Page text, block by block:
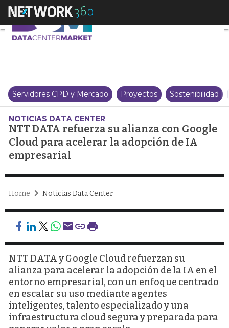
NTT DATA refuerza su alianza
Servidores CPD y Mercado Proyectos Sostenibilidad
NOTICIAS DATA CENTER
NTT DATA refuerza su alianza con Google
Cloud para acelerar la adopción de IA
empresarial
Home Noticias Data Center
NTT DATA y Google Cloud refuerzan su
alianza para acelerar la adopción de la IA en el
entorno empresarial, con un enfoque centrado
en escalar su uso mediante agentes
inteligentes, talento especializado y una
infraestructura cloud segura y preparada para